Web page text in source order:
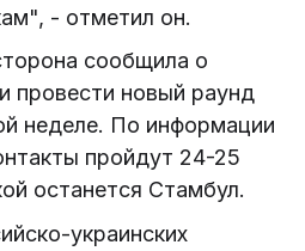
- отметил он.
сообщила о
провести новый раунд
неделе. По информации
пройдут 24-25
останется Стамбул.
украинских